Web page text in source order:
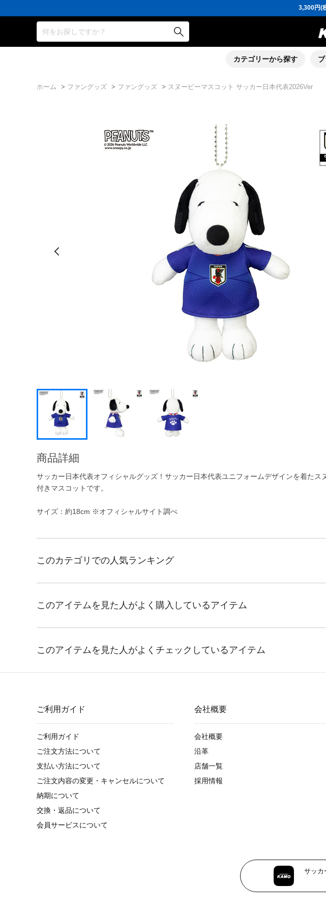
3,300円(
ポイント還元
会員の方にはお誕生月
16,000円(税込)以
3,300円(
ポイント還元
16,000円(税込)以
何をお探しですか？
カテゴリーから探す
ホーム > ファングッズ > ファングッズ > スヌーピーマスコット サッカー日本代表2026Ver
商品詳細
サッカー日本代表オフィシャルグッズ！サッカー日本代表ユニフォームデザインを着たス
付きマスコットです。
サイズ：約18cm ※オフィシャルサイト調べ
ご利用ガイド
ご利用ガイド
ご注文方法について
支払い方法について
ご注文内容の変更・キャンセルについて
納期について
交換・返品について
会員サービスについて
会社概要
会社概要
沿革
店舗一覧
採用情報
サッカ